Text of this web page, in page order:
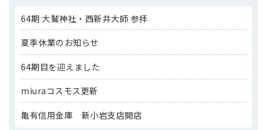
64期 大鷲神社・西新井大師 参拝
夏季休業のお知らせ
64期目を迎えました
miuraコスモス更新
亀有信用金庫 新小岩支店開店